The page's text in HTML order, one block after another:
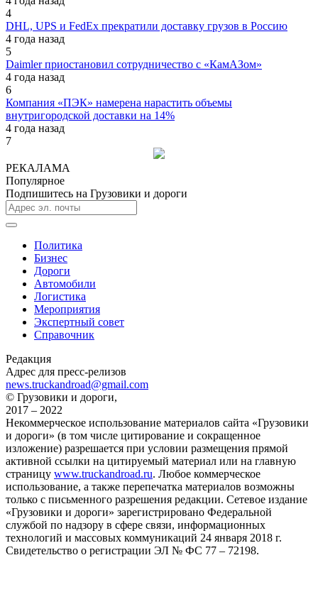
4
DHL, UPS и FedEx прекратили доставку грузов в Россию
4 года назад
5
Daimler приостановил сотрудничество с «КамАЗом»
4 года назад
6
Компания «ПЭК» намерена нарастить объемы
внутригородской доставки на 14%
4 года назад
7
РЕКАЛАМА
Популярное
Подпишитесь на Грузовики и дороги
Политика
Бизнес
Дороги
Автомобили
Логистика
Мероприятия
Экспертный совет
Справочник
Редакция
Адрес для пресс-релизов
news.truckandroad@gmail.com
© Грузовики и дороги,
2017 – 2022
Некоммерческое использование материалов сайта «Грузовики
и дороги» (в том числе цитирование и сокращенное
изложение) разрешается при условии размещения прямой
активной ссылки на цитируемый материал или на главную
страницу www.truckandroad.ru. Любое коммерческое
использование, а также перепечатка материалов возможны
только с письменного разрешения редакции. Сетевое издание
«Грузовики и дороги» зарегистрировано Федеральной
службой по надзору в сфере связи, информационных
технологий и массовых коммуникаций 24 января 2018 г.
Свидетельство о регистрации ЭЛ № ФС 77 – 72198.